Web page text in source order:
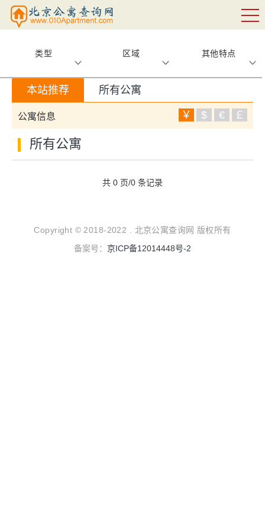
类型 区域 其他特点
本站推荐 所有公寓
公寓信息 ￥ $ € ￡
所有公寓
共 0 页/0 条记录
Copyright © 2018-2022 . 北京公寓查询网 版权所有
备案号： 京ICP备12014448号-2